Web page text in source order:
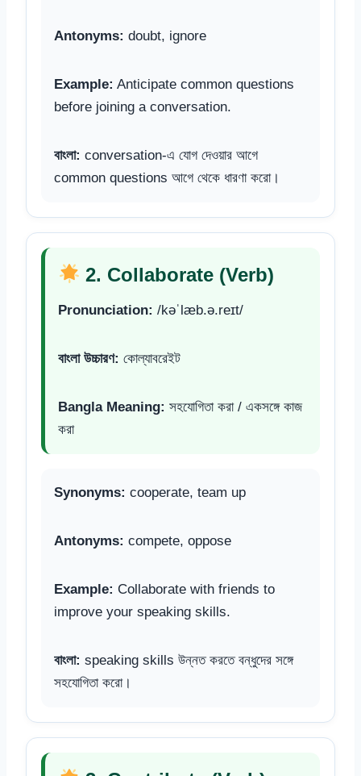
Antonyms: doubt, ignore
Example: Anticipate common questions
before joining a conversation.
বাংলা: conversation-এ যোগ দেওয়ার আগে
common questions আগে থেকে ধারণা করো।
2. Collaborate (Verb)
Pronunciation: /kəˈlæb.ə.reɪt/
বাংলা উচ্চারণ: কোল্যাবরেইট
Bangla Meaning: সহযোগিতা করা / একসঙ্গে কাজ
করা
Synonyms: cooperate, team up
Antonyms: compete, oppose
Example: Collaborate with friends to
improve your speaking skills.
বাংলা: speaking skills উন্নত করতে বন্ধুদের সঙ্গে
সহযোগিতা করো।